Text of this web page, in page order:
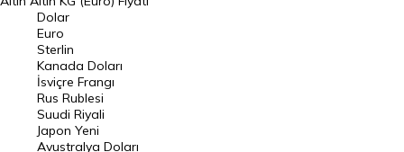
Euro Kuru
Pound Kuru
Frank Kuru
Riyal Kuru
Avustralya Doları
Dolar
Euro
Sterlin
Kanada Doları
İsviçre Frangı
Rus Rublesi
Suudi Riyali
Japon Yeni
Avustralya Doları